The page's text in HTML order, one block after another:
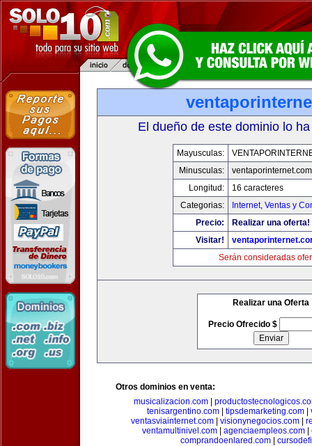
El dueño de este dominio lo
Mayusculas:
Minusculas:
ventaporinternet.com
Longitud:
16 caracteres
Categorias:
Internet, Ventas y
Precio:
Realizar una oferta!
Visitar!
Serán consideradas
Realizar una Oferta
Precio Ofrecido $
Otros dominios en venta:
musicalizacion.com|
tenisargentino.com
tipsdemarketing.com
ventasviainternet.com
visionynegocios.com
ventamultinivel.com| agenciaempleos.com|
comprandoenlared.com|